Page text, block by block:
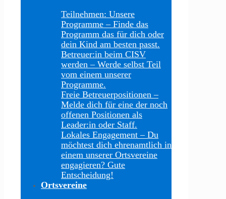
Teilnehmen: Unsere
Programme – Finde das
Programm das für dich oder
dein Kind am besten passt.
Betreuer:in beim CISV
werden – Werde selbst Teil
vom einem unserer
Programme.
Freie Betreuerpositionen –
Melde dich für eine der noch
offenen Positionen als
Leader:in oder Staff.
Lokales Engagement – Du
möchtest dich ehrenamtlich in
einem unserer Ortsvereine
engagieren? Gute
Entscheidung!
Ortsvereine